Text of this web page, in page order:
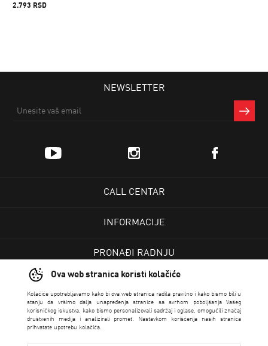
Ova web stranica koristi kolačiće
Kolačiće upotrebljavamo kako bi ova web stranica radila pravilno i kako bismo bili u
stanju da vršimo dalja unapređenja stranice sa svrhom poboljšanja Vašeg
korisničkog iskustva, kako bismo personalizovali sadržaj i oglase, omogućili značaj
društvenih medija i analizirali promet. Nastavkom korišćenja naših stranica
prihvatate upotrebu kolačića.
2.793 RSD
NEWSLETTER
CALL CENTAR
INFORMACIJE
PRONAĐI RADNJU
USLOVI PRODAJE